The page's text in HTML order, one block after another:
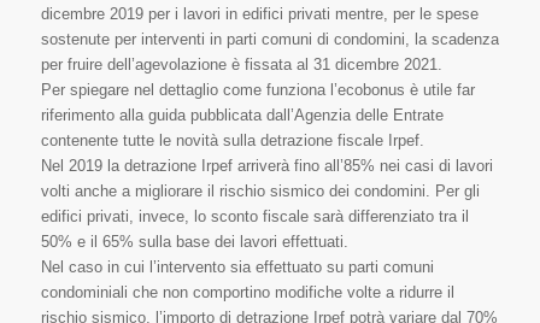
dicembre 2019 per i lavori in edifici privati mentre, per le spese
sostenute per interventi in parti comuni di condomini, la scadenza
per fruire dell’agevolazione è fissata al 31 dicembre 2021.
Per spiegare nel dettaglio come funziona l’ecobonus è utile far
riferimento alla guida pubblicata dall’Agenzia delle Entrate
contenente tutte le novità sulla detrazione fiscale Irpef.
Nel 2019 la detrazione Irpef arriverà fino all’85% nei casi di lavori
volti anche a migliorare il rischio sismico dei condomini. Per gli
edifici privati, invece, lo sconto fiscale sarà differenziato tra il
50% e il 65% sulla base dei lavori effettuati.
Nel caso in cui l’intervento sia effettuato su parti comuni
condominiali che non comportino modifiche volte a ridurre il
rischio sismico, l’importo di detrazione Irpef potrà variare dal 70%